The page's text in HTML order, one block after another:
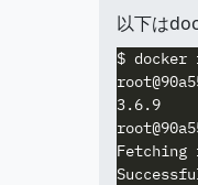
以下は
$
3.6.9
Fetching